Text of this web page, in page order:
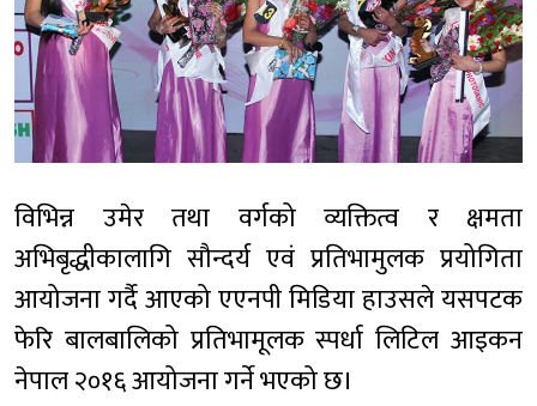
विभिन्न उमेर तथा वर्गको व्यक्तित्व र क्षमता
अभिबृद्धीकालागि सौन्दर्य एवं प्रतिभामुलक प्रयोगिता
आयोजना गर्दै आएको एएनपी मिडिया हाउसले यसपटक
फेरि बालबालिको प्रतिभामूलक स्पर्धा लिटिल आइकन
नेपाल २०१६ आयोजना गर्ने भएको छ।